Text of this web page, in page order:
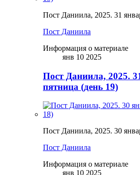
Пост Даниила, 2025. 31
Пост Даниила
Информация о материале
янв 10 2025
Пост Даниила, 2025.
пятница (день 19)
Пост Даниила, 2025. 30
Пост Даниила
Информация о материале
янв 10 2025